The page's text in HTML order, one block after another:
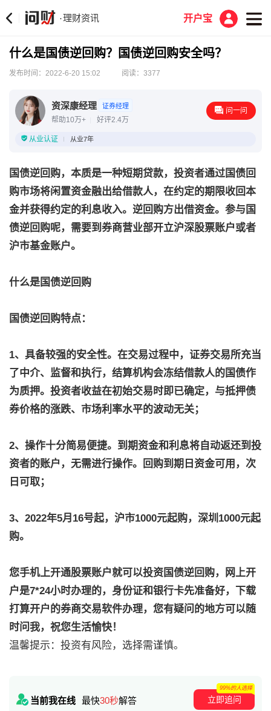
·理财资讯 开户宝
什么是国债逆回购？国债逆回购安全吗？
发布时间：2022-6-20 15:02 阅读：3377
资深康经理 证券经理
帮助10万+ 好评2.4万
问一问
从业认证 从业7年
国债逆回购，本质是一种短期贷款，投资者通过国债回
购市场将闲置资金融出给借款人，在约定的期限收回本
金并获得约定的利息收入。逆回购方出借资金。参与国
债逆回购呢，需要到券商营业部开立沪深股票账户或者
沪市基金账户。
什么是国债逆回购
国债逆回购特点：
1、具备较强的安全性。在交易过程中，证券交易所充当
了中介、监督和执行，结算机构会冻结借款人的国债作
为质押。投资者收益在初始交易时即已确定，与抵押债
券价格的涨跌、市场利率水平的波动无关；
2、操作十分简易便捷。到期资金和利息将自动返还到投
资者的账户，无需进行操作。回购到期日资金可用，次
日可取；
3、2022年5月16号起，沪市1000元起购，深圳1000元起
购。
您手机上开通股票账户就可以投资国债逆回购，网上开
户是7*24小时办理的，身份证和银行卡先准备好，下载
打算开户的券商交易软件办理，您有疑问的地方可以随
时问我，祝您生活愉快！
温馨提示：投资有风险，选择需谨慎。
当前我在线 最快30秒解答 立即追问
99%的人选择